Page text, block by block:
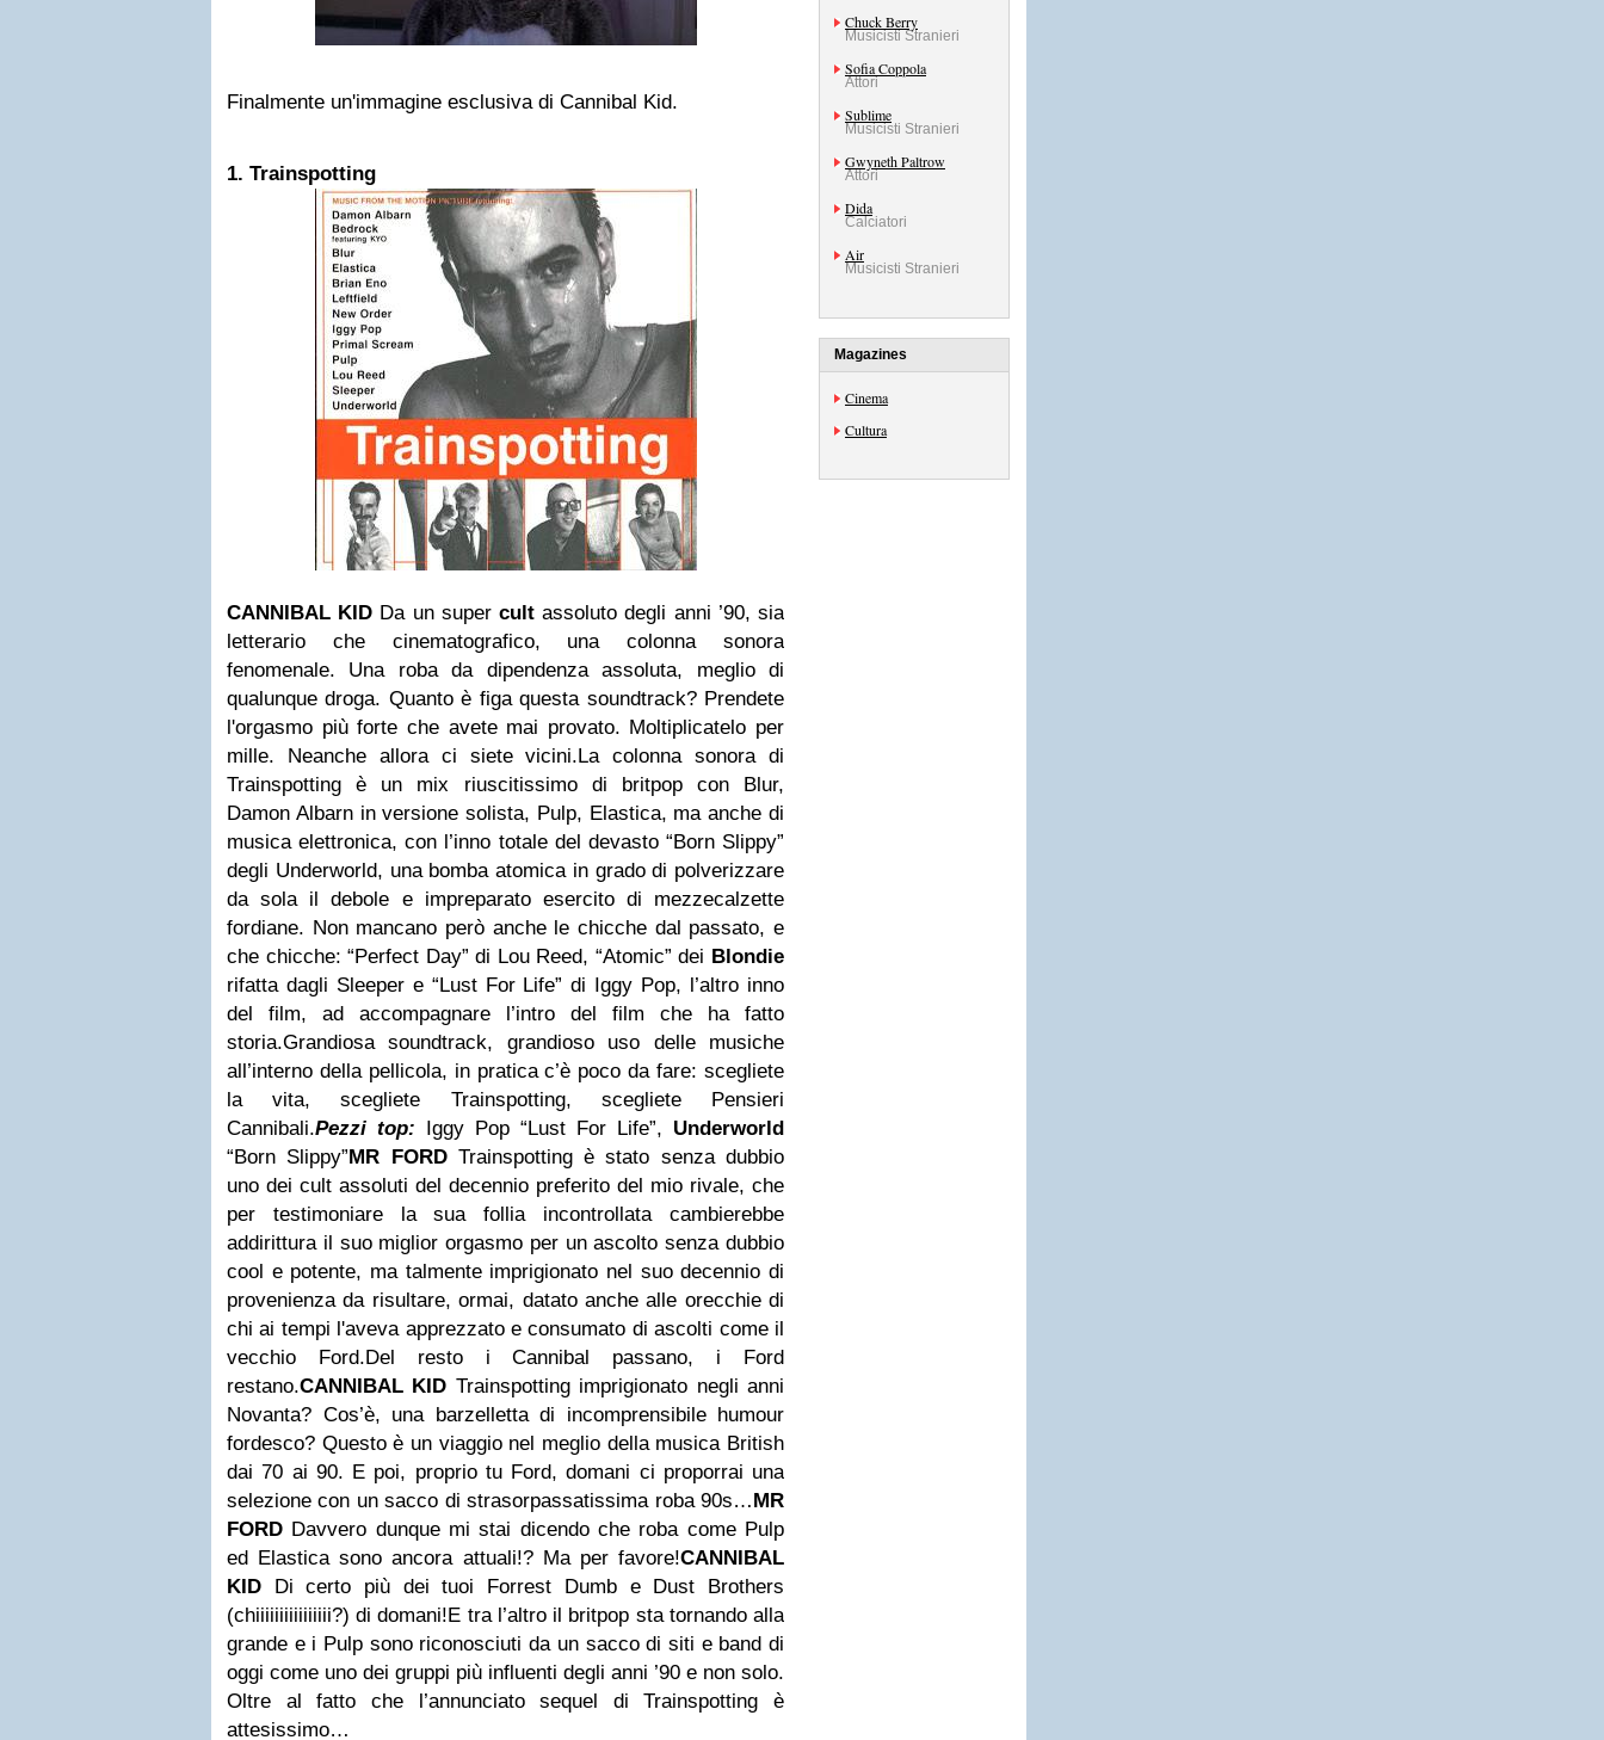
Finalmente un'immagine esclusiva di Cannibal Kid.
1. Trainspotting
CANNIBAL KID Da un supercult assoluto degli anni ’90, sia
letterario che cinematografico, una colonna sonora
fenomenale. Una roba da dipendenza assoluta, meglio di
qualunque droga. Quanto è figa questa soundtrack? Prendete
l'orgasmo più forte che avete mai provato. Moltiplicatelo per
mille. Neanche allora ci siete vicini.La colonna sonora di
Trainspotting è un mix riuscitissimo di britpop con Blur,
Damon Albarn in versione solista, Pulp, Elastica, ma anche di
musica elettronica, con l’inno totale del devasto “Born Slippy”
degli Underworld, una bomba atomica in grado di polverizzare
da sola il debole e impreparato esercito di mezzecalzette
fordiane. Non mancano però anche le chicche dal passato, e
che chicche: “Perfect Day” di Lou Reed, “Atomic” dei Blondie
rifatta dagli Sleeper e “Lust For Life” di Iggy Pop, l’altro inno
del film, ad accompagnare l’intro del film che ha fatto
storia.Grandiosa soundtrack, grandioso uso delle musiche
all’interno della pellicola, in pratica c’è poco da fare: scegliete
la vita, scegliete Trainspotting, scegliete Pensieri
Cannibali.Pezzi top: Iggy Pop “Lust For Life”, Underworld
“Born Slippy”MR FORDTrainspotting è stato senza dubbio
uno dei cult assoluti del decennio preferito del mio rivale, che
per testimoniare la sua follia incontrollata cambierebbe
addirittura il suo miglior orgasmo per un ascolto senza dubbio
cool e potente, ma talmente imprigionato nel suo decennio di
provenienza da risultare, ormai, datato anche alle orecchie di
chi ai tempi l'aveva apprezzato e consumato di ascolti come il
vecchio Ford.Del resto i Cannibal passano, i Ford
restano.CANNIBAL KID Trainspotting imprigionato negli anni
Novanta? Cos’è, una barzelletta di incomprensibile humour
fordesco? Questo è un viaggio nel meglio della musica British
dai 70 ai 90. E poi, proprio tu Ford, domani ci proporrai una
selezione con un sacco di strasorpassatissima roba 90s…MR
FORD Davvero dunque mi stai dicendo che roba come Pulp
ed Elastica sono ancora attuali!? Ma per favore!CANNIBAL
KID Di certo più dei tuoi Forrest Dumb e Dust Brothers
(chiiiiiiiiiiiiiiii?) di domani!E tra l’altro il britpop sta tornando alla
grande e i Pulp sono riconosciuti da un sacco di siti e band di
oggi come uno dei gruppi più influenti degli anni ’90 e non solo.
Oltre al fatto che l’annunciato sequel di Trainspotting è
attesissimo…
Chuck Berry
Musicisti Stranieri
Sofia Coppola
Attori
Sublime
Musicisti Stranieri
Gwyneth Paltrow
Attori
Dida
Calciatori
Air
Musicisti Stranieri
Magazines
Cinema
Cultura